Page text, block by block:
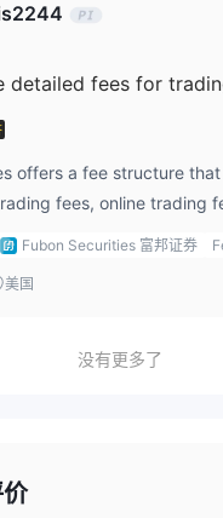
it's stocks or
of cryptocurrency
interested in digital
offers a fee structure
fees, online trading
The consignment
trading fees have
the “1-Day Flat-Rate Plan,”
clarifying the costs directly
Fubon Securities 富邦证券
美国
没有更多了